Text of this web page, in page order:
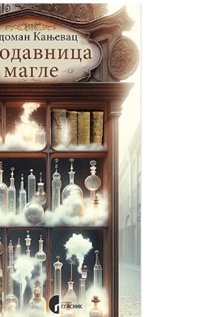
ЈАНКА ЈЕЛИЋА, говорити и РАДИНКО
[…]